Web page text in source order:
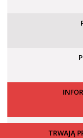
TRWAJĄ